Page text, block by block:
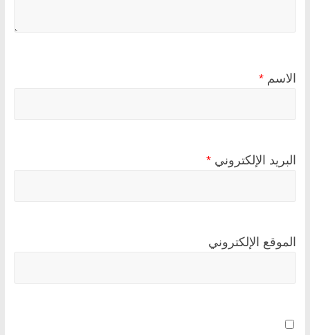
الاسم *
البريد الإلكتروني *
الموقع الإلكتروني